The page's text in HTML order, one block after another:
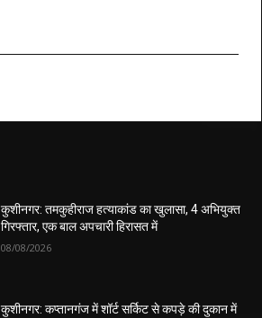
कुशीनगर: तमकुहीराज हत्याकांड का खुलासा, 4 अभियुक्त
गिरफ्तार, एक बाल अपचारी हिरासत में
08/08/2026
कुशीनगर: कप्तानगंज में शॉर्ट सर्किट से कपड़े की दुकान में